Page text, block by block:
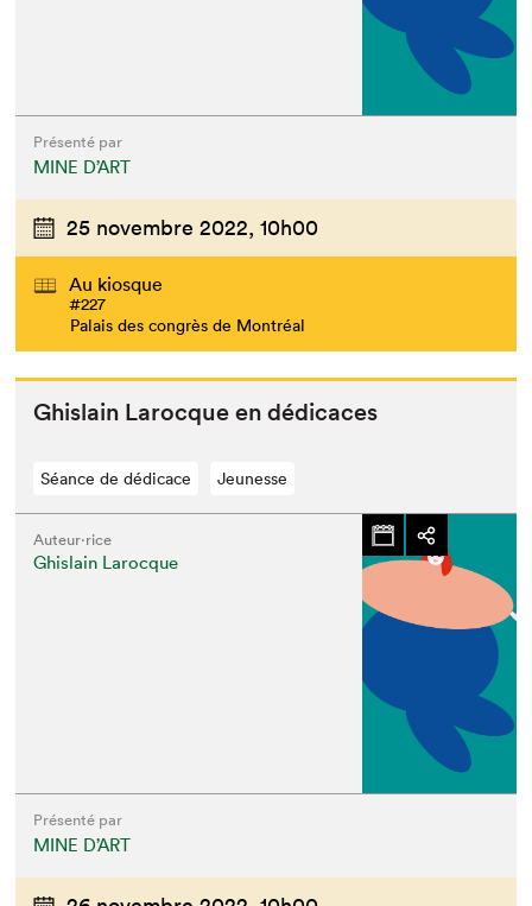
Présenté par
MINE D’ART
25 novembre 2022, 10h00
Au kiosque
#227
Palais des congrès de Montréal
Ghis­lain Larocque en dédicaces
Séance de dédicace Jeunesse
Auteur·rice
Ghislain Larocque
Présenté par
MINE D’ART